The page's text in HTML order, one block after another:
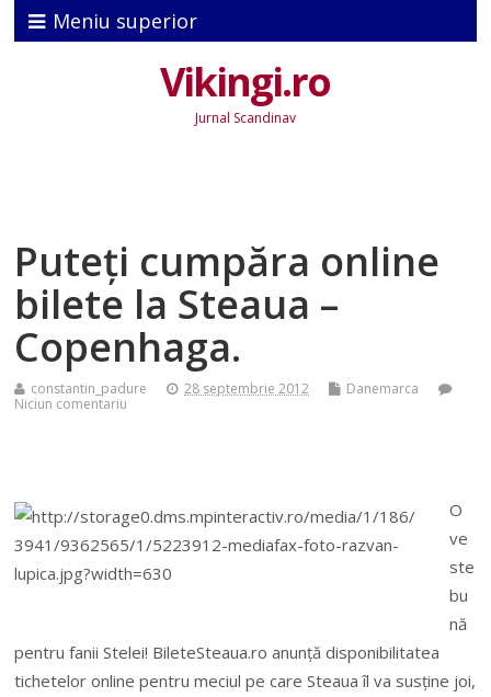
Meniu superior
Vikingi.ro
Jurnal Scandinav
Puteţi cumpăra online
bilete la Steaua –
Copenhaga.
constantin_padure 28 septembrie 2012
Danemarca
Niciun comentariu
O
ve
ste
bu
nă
pentru fanii Stelei! BileteSteaua.ro anunţă disponibilitatea
tichetelor online pentru meciul pe care Steaua îl va susţine joi,